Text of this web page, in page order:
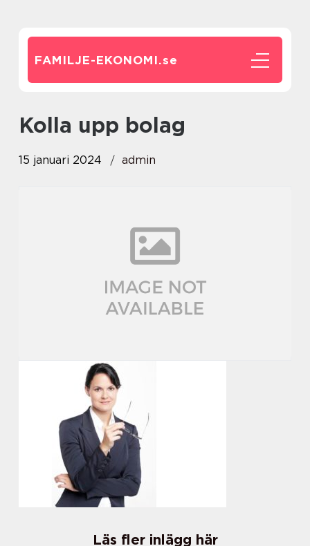
FAMILJE-EKONOMI.se
kolla upp bolag
15 januari 2024 admin
Läs fler inlägg här